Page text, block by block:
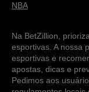
Na BetZillion,
esportivas. A nossa
esportivas e
apostas, dicas e
Pedimos aos
NBA